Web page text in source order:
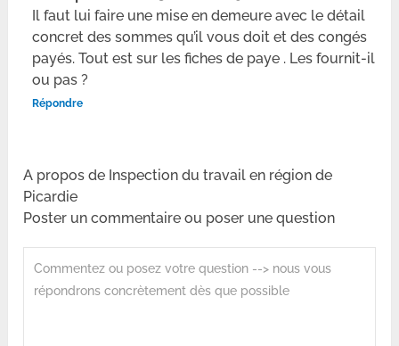
Il faut lui faire une mise en demeure avec le détail
concret des sommes qu’il vous doit et des congés
payés. Tout est sur les fiches de paye . Les fournit-il
ou pas ?
Répondre
A propos de Inspection du travail en région de
Picardie
Poster un commentaire ou poser une question